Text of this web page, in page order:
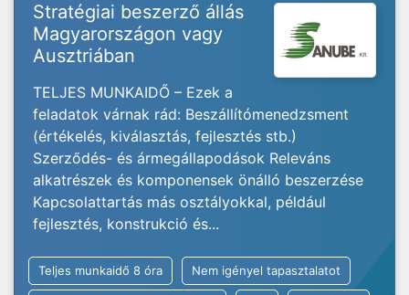
Stratégiai beszerző állás
Magyarországon vagy
Ausztriában
TELJES MUNKAIDŐ – Ezek a
feladatok várnak rád: Beszállítómenedzsment
(értékelés, kiválasztás, fejlesztés stb.)
Szerződés- és ármegállapodások Releváns
alkatrészek és komponensek önálló beszerzése
Kapcsolattartás más osztályokkal, például
fejlesztés, konstrukció és...
Teljes munkaidő 8 óra Nem igényel tapasztalatot